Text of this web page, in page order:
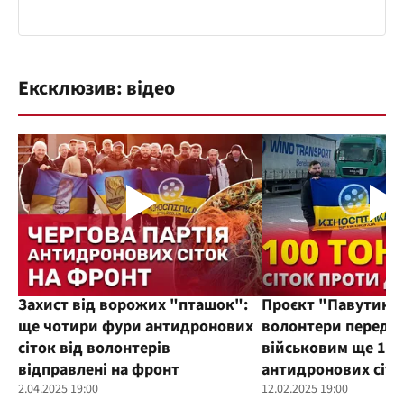
Ексклюзив: відео
Захист від ворожих "пташок":
ще чотири фури антидронових
сіток від волонтерів
відправлені на фронт
2.04.2025 19:00
Проєкт
волонтери
військовим ще
антидронових
12.02.2025 19:00